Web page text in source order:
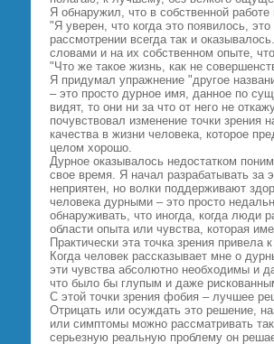
Я обнаружил, что в собственной
"Я уверен, что когда это появилось,
рассмотрении всегда так и
словами и на их собственном опыте,
"Что же такое жизнь, как не
Я придумал упражнение "другое
– это просто дурное имя, данное по
видят, то они ни за что от него не
почувствовал изменение точки
качества в жизни человека, которое
целом хорошо.
Дурное оказывалось недостатком
свое время. Я начал разрабатывать за
неприятен, но волки поддерживают
человека дурными – это просто
обнаруживать, что иногда, когда люди
области опыта или чувства, которая
Практически эта точка зрения
Когда человек рассказывает мне о
эти чувства абсолютно необходимы и
что было бы глупым и даже
С этой точки зрения фобия – лучшее
Отрицать или осуждать это решение,
или симптомы можно рассматривать
серьезную реальную проблему он